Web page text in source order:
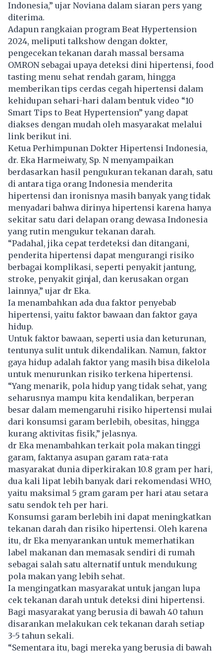
Indonesia,” ujar Noviana dalam siaran pers yang
diterima.
Adapun rangkaian program Beat Hypertension
2024, meliputi talkshow dengan dokter,
pengecekan tekanan darah massal bersama
OMRON sebagai upaya deteksi dini hipertensi, food
tasting menu sehat rendah garam, hingga
memberikan tips cerdas cegah hipertensi dalam
kehidupan sehari-hari dalam bentuk video “10
Smart Tips to Beat Hypertension” yang dapat
diakses dengan mudah oleh masyarakat melalui
link berikut ini.
Ketua Perhimpunan Dokter Hipertensi Indonesia,
dr. Eka Harmeiwaty, Sp. N menyampaikan
berdasarkan hasil pengukuran tekanan darah, satu
di antara tiga orang Indonesia menderita
hipertensi dan ironisnya masih banyak yang tidak
menyadari bahwa dirinya hipertensi karena hanya
sekitar satu dari delapan orang dewasa Indonesia
yang rutin mengukur tekanan darah.
“Padahal, jika cepat terdeteksi dan ditangani,
penderita hipertensi dapat mengurangi risiko
berbagai komplikasi, seperti penyakit jantung,
stroke, penyakit ginjal, dan kerusakan organ
lainnya,” ujar dr Eka.
Ia menambahkan ada dua faktor penyebab
hipertensi, yaitu faktor bawaan dan faktor gaya
hidup.
Untuk faktor bawaan, seperti usia dan keturunan,
tentunya sulit untuk dikendalikan. Namun, faktor
gaya hidup adalah faktor yang masih bisa dikelola
untuk menurunkan risiko terkena hipertensi.
“Yang menarik, pola hidup yang tidak sehat, yang
seharusnya mampu kita kendalikan, berperan
besar dalam memengaruhi risiko hipertensi mulai
dari konsumsi garam berlebih, obesitas, hingga
kurang aktivitas fisik,” jelasnya.
dr Eka menambahkan terkait pola makan tinggi
garam, faktanya asupan garam rata-rata
masyarakat dunia diperkirakan 10.8 gram per hari,
dua kali lipat lebih banyak dari rekomendasi WHO,
yaitu maksimal 5 gram garam per hari atau setara
satu sendok teh per hari.
Konsumsi garam berlebih ini dapat meningkatkan
tekanan darah dan risiko hipertensi. Oleh karena
itu, dr Eka menyarankan untuk memerhatikan
label makanan dan memasak sendiri di rumah
sebagai salah satu alternatif untuk mendukung
pola makan yang lebih sehat.
Ia mengingatkan masyarakat untuk jangan lupa
cek tekanan darah untuk deteksi dini hipertensi.
Bagi masyarakat yang berusia di bawah 40 tahun
disarankan melakukan cek tekanan darah setiap
3-5 tahun sekali.
“Sementara itu, bagi mereka yang berusia di bawah